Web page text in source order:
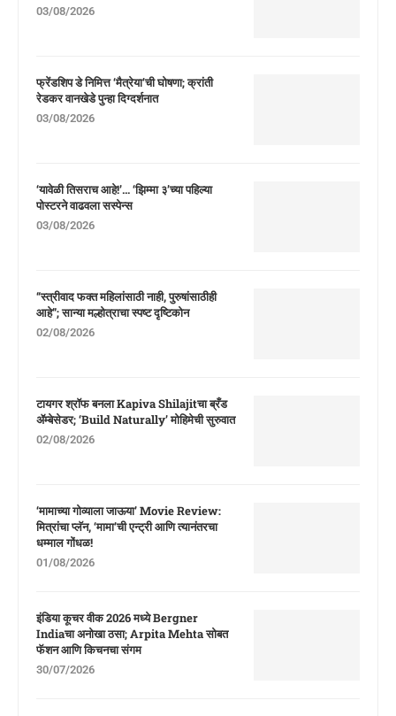
03/08/2026
फ्रेंडशिप डे निमित्त ‘मैत्रेया’ची घोषणा; क्रांती
रेडकर वानखेडे पुन्हा दिग्दर्शनात
03/08/2026
‘यावेळी तिसराच आहे!’… ‘झिम्मा ३’च्या पहिल्या
पोस्टरने वाढवला सस्पेन्स
03/08/2026
“स्त्रीवाद फक्त महिलांसाठी नाही, पुरुषांसाठीही
आहे”; सान्या मल्होत्राचा स्पष्ट दृष्टिकोन
02/08/2026
टायगर श्रॉफ बनला Kapiva Shilajitचा ब्रँड
ॲम्बेसेडर; ‘Build Naturally’ मोहिमेची सुरुवात
02/08/2026
‘मामाच्या गोव्याला जाऊया’ Movie Review:
मित्रांचा प्लॅन, ‘मामा’ची एन्ट्री आणि त्यानंतरचा
धम्माल गोंधळ!
01/08/2026
इंडिया कूचर वीक 2026 मध्ये Bergner
Indiaचा अनोखा ठसा; Arpita Mehta सोबत
फॅशन आणि किचनचा संगम
30/07/2026